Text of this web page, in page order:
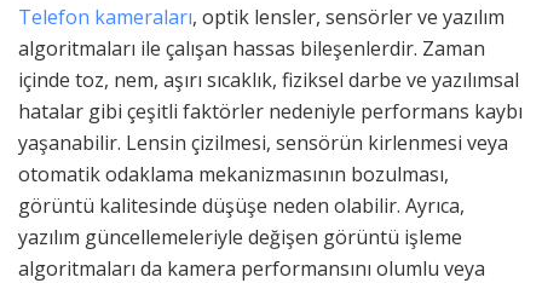
Telefon kameraları, optik lensler, sensörler ve yazılım
algoritmaları ile çalışan hassas bileşenlerdir. Zaman
içinde toz, nem, aşırı sıcaklık, fiziksel darbe ve yazılımsal
hatalar gibi çeşitli faktörler nedeniyle performans kaybı
yaşanabilir. Lensin çizilmesi, sensörün kirlenmesi veya
otomatik odaklama mekanizmasının bozulması,
görüntü kalitesinde düşüşe neden olabilir. Ayrıca,
yazılım güncellemeleriyle değişen görüntü işleme
algoritmaları da kamera performansını olumlu veya